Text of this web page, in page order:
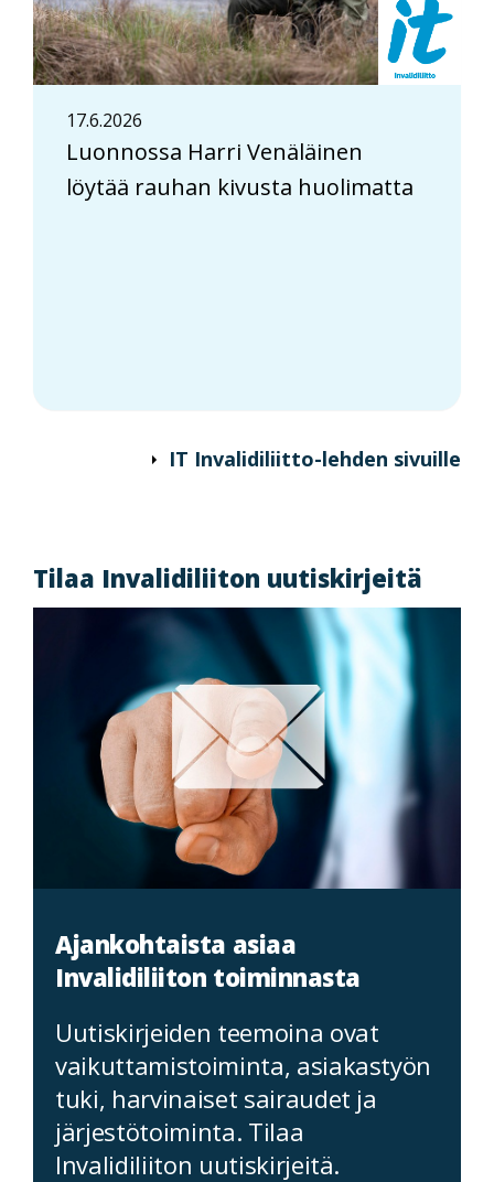
17.6.2026
Luonnossa Harri Venäläinen
löytää rauhan kivusta huolimatta
IT Invalidiliitto-lehden sivuille
Tilaa Invalidiliiton uutiskirjeitä
Ajankohtaista asiaa
Invalidiliiton toiminnasta
Uutiskirjeiden teemoina ovat
vaikuttamistoiminta, asiakastyön
tuki, harvinaiset sairaudet ja
järjestötoiminta. Tilaa
Invalidiliiton uutiskirjeitä.